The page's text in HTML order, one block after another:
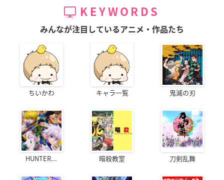
KEYWORDS
みんなが注目しているアニメ・作品たち
ちいかわ キャラ一覧 鬼滅の刃
HUNTER... 暗殺教室 刀剣乱舞